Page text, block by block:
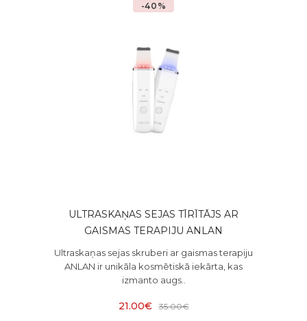
-40%
ULTRASKAŅAS SEJAS TĪRĪTĀJS AR
GAISMAS TERAPIJU ANLAN
Ultraskaņas sejas skruberi ar gaismas terapiju
ANLAN ir unikāla kosmētiskā iekārta, kas
izmanto augs..
21.00€ 35.00€